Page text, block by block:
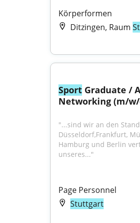
Körperformen
Ditzingen, Raum
Sport Graduate /
Networking (m/
"...sind wir an den
Düsseldorf,Frankfurt,
Hamburg und Berlin
unseres..."
Page Personnel
Stuttgart